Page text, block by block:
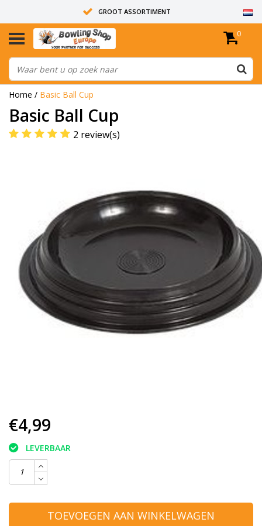
GROOT ASSORTIMENT
14 DAGEN RETOUR RECHT
ALLE BOWLINGBALLEN ZIJN ONGEBOORD
0
Home / Basic Ball Cup
Basic Ball Cup
2 review(s)
€4,99
LEVERBAAR
TOEVOEGEN AAN WINKELWAGEN